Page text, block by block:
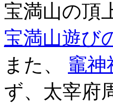
宝満山の頂
宝満山遊び
また、 竈
ず、太宰府